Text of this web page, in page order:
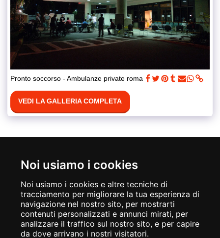
Noi usiamo i cookies
Noi usiamo i cookies e altre tecniche di
tracciamento per migliorare la tua esperienza di
navigazione nel nostro sito, per mostrarti
contenuti personalizzati e annunci mirati, per
analizzare il traffico sul nostro sito, e per capire
da dove arrivano i nostri visitatori.
Pronto soccorso - Ambulanze private roma
VEDI LA GALLERIA COMPLETA